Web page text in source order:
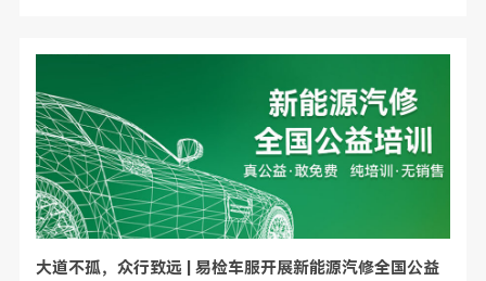
大道不孤，众行致远 | 易检车服开展新能源汽修全国公益